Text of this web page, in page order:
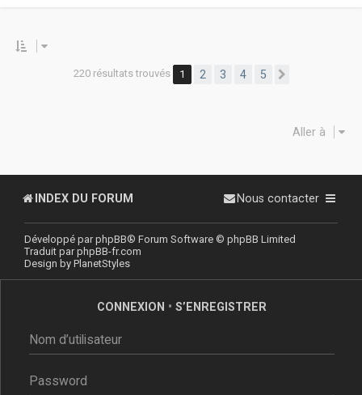
220 résultats trouvés 1 2 3 4 5
Aller à
INDEX DU FORUM Nous contacter
Développé parphpBB® Forum Software © phpBB Limited
Traduit parphpBB-fr.com
Design by PlanetStyles
CONNEXION • S’ENREGISTRER